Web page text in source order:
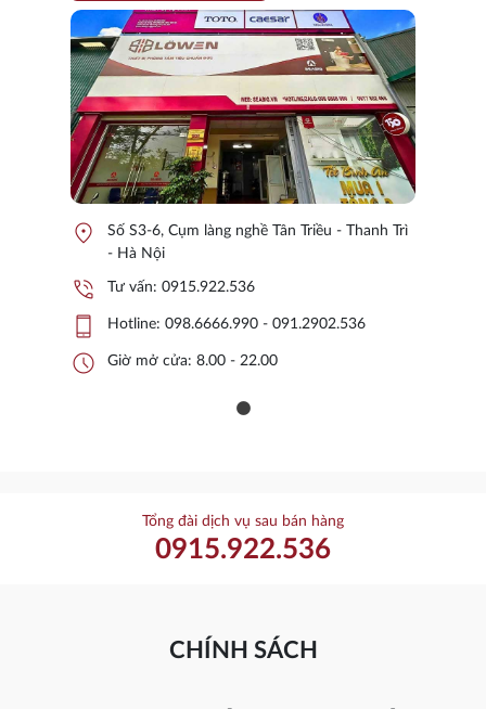
location_on
Số S3-6, Cụm làng nghề Tân Triều - Thanh Trì
- Hà Nội
phone_in_talk Tư vấn: 0915.922.536
phone_iphone Hotline: 098.6666.990 - 091.2902.536
schedule Giờ mở cửa: 8.00 - 22.00
Tổng đài dịch vụ sau bán hàng
0915.922.536
CHÍNH SÁCH